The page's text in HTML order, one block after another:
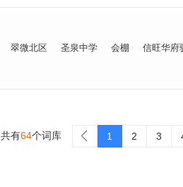
翠微北区 圣泉中学 会棚 信旺华府
共有64个词库 1 2 3